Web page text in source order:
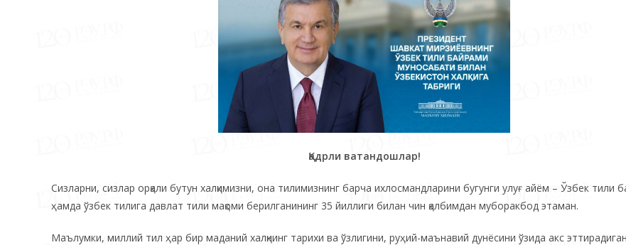
Қадрли ватандошлар!
Сизларни, сизлар орқали бутун халқимизни, она тилимизнинг барча ихлосмандларини бугунги улуғ айём – Ўзбек тили
ҳамда ўзбек тилига давлат тили мақоми берилганининг 35 йиллиги билан чин қалбимдан муборакбод этаман.
Маълумки, миллий тил ҳар бир маданий халқнинг тарихи ва ўзлигини, руҳий-маънавий дунёсини ўзида акс